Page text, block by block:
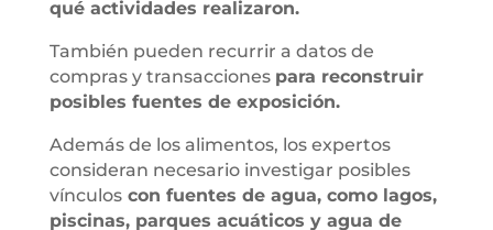
qué actividades realizaron.
También pueden recurrir a datos de
compras y transacciones para reconstruir
posibles fuentes de exposición.
Además de los alimentos, los expertos
consideran necesario investigar posibles
vínculoscon fuentes de agua, como lagos,
piscinas, parques acuáticos y agua de